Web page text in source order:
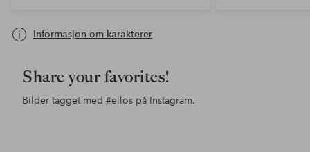
Informasjon om karakterer
Share your favorites!
Bilder tagget med #ellos på Instagram.